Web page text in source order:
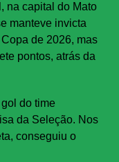
na capital do Mato
manteve invicta
de 2026, mas
pontos, atrás da
do time
da Seleção. Nos
conseguiu o